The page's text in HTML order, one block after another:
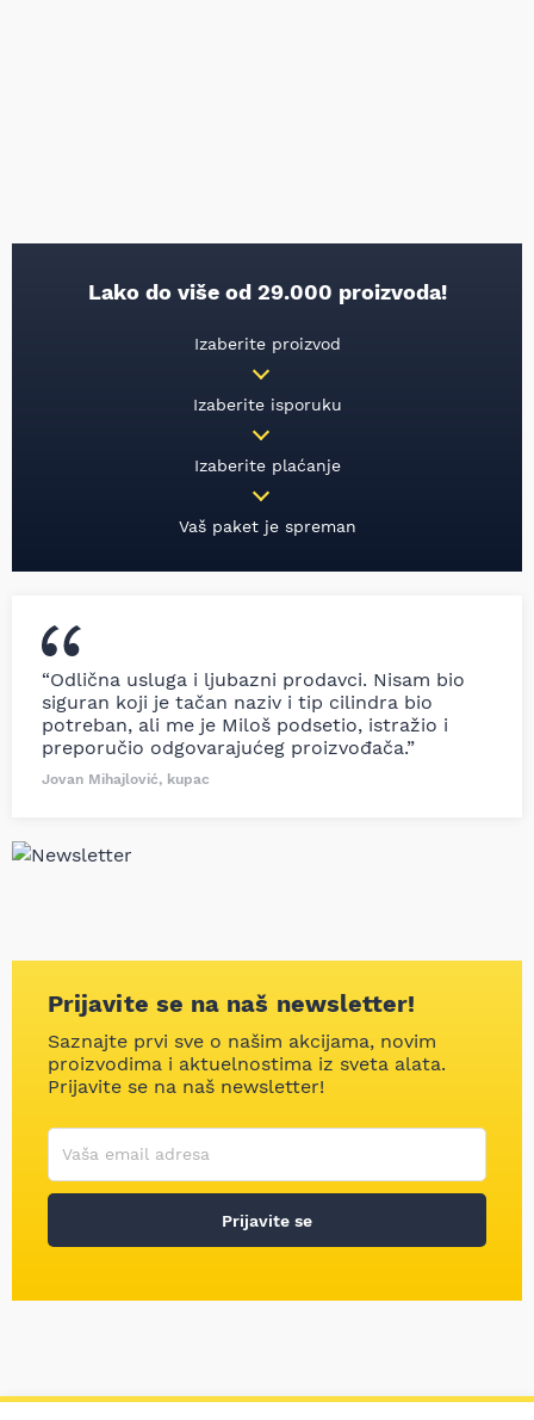
Lako do više od 29.000 proizvoda!
Izaberite proizvod
Izaberite isporuku
Izaberite plaćanje
Vaš paket je spreman
“Odlična usluga i ljubazni prodavci. Nisam bio
siguran koji je tačan naziv i tip cilindra bio
potreban, ali me je Miloš podsetio, istražio i
preporučio odgovarajućeg proizvođača.”
Jovan Mihajlović, kupac
Prijavite se na naš newsletter!
Saznajte prvi sve o našim akcijama, novim
proizvodima i aktuelnostima iz sveta alata.
Prijavite se na naš newsletter!
Korisničko ime
Vaša email adresa
Prijavite se